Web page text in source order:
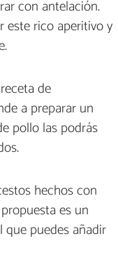
con antelación.
rico aperitivo y
de
a preparar un
pollo las podrás
hechos con
es un
puedes añadir